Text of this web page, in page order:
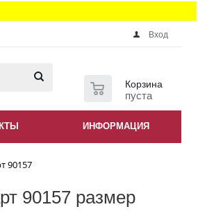
Вход
Корзина
пуста
ИНФОРМАЦИЯ
90157
90157 размер